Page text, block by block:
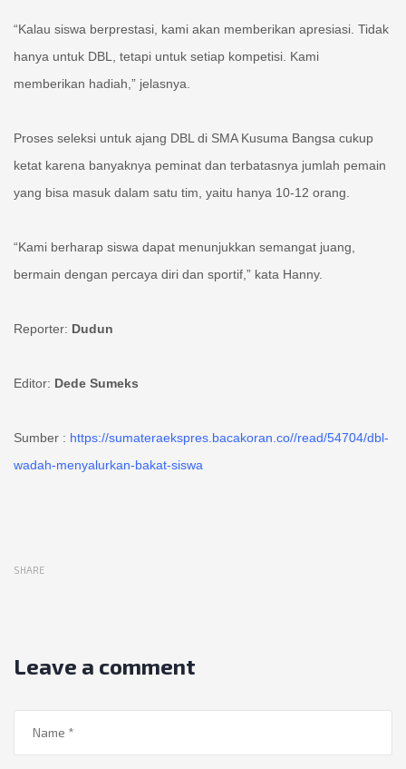
“Kalau siswa berprestasi, kami akan memberikan apresiasi. Tidak
hanya untuk DBL, tetapi untuk setiap kompetisi. Kami
memberikan hadiah,” jelasnya.
Proses seleksi untuk ajang DBL di SMA Kusuma Bangsa cukup
ketat karena banyaknya peminat dan terbatasnya jumlah pemain
yang bisa masuk dalam satu tim, yaitu hanya 10-12 orang.
“Kami berharap siswa dapat menunjukkan semangat juang,
bermain dengan percaya diri dan sportif,” kata Hanny.
Reporter: Dudun
Editor: Dede Sumeks
Sumber : https://sumateraekspres.bacakoran.co//read/54704/dbl-
wadah-menyalurkan-bakat-siswa
SHARE
Leave a comment